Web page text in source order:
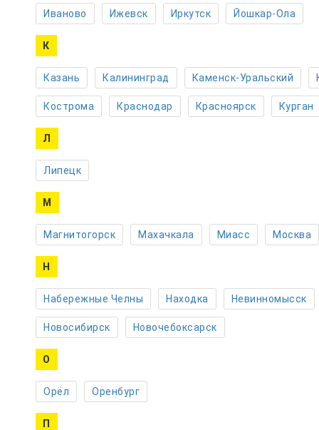
Иваново Ижевск Иркутск Йошкар-Ола
К
Казань Калининград Каменск-Уральский
Кострома Краснодар Красноярск Курган
Л
Липецк
М
Магнитогорск Махачкала Миасс Москва
Н
Набережные Челны Находка Невинномысск
Новосибирск Новочебоксарск
О
Орёл Оренбург
П